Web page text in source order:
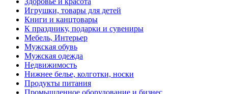
Игрушки, товары для детей
Книги и канцтовары
К празднику, подарки и сувениры
Мебель, Интерьер
Мужская обувь
Мужская одежда
Недвижимость
Нижнее белье, колготки, носки
Продукты питания
Промышленное оборудование и бизнес